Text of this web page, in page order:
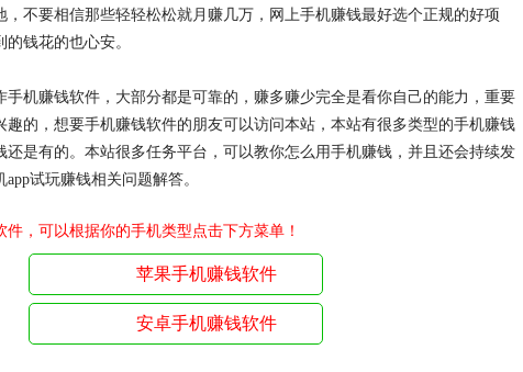
不要相信那些轻轻松松就月赚几万，网上手机赚钱最好选个正规的好项
钱花的也心安。
手机赚钱软件，大部分都是可靠的，赚多赚少完全是看你自己的能力，重要
趣的，想要手机赚钱软件的朋友可以访问本站，本站有很多类型的手机赚钱
还是有的。本站很多任务平台，可以教你怎么用手机赚钱，并且还会持续发
试玩赚钱相关问题解答。
，可以根据你的手机类型点击下方菜单！
苹果手机赚钱软件
安卓手机赚钱软件